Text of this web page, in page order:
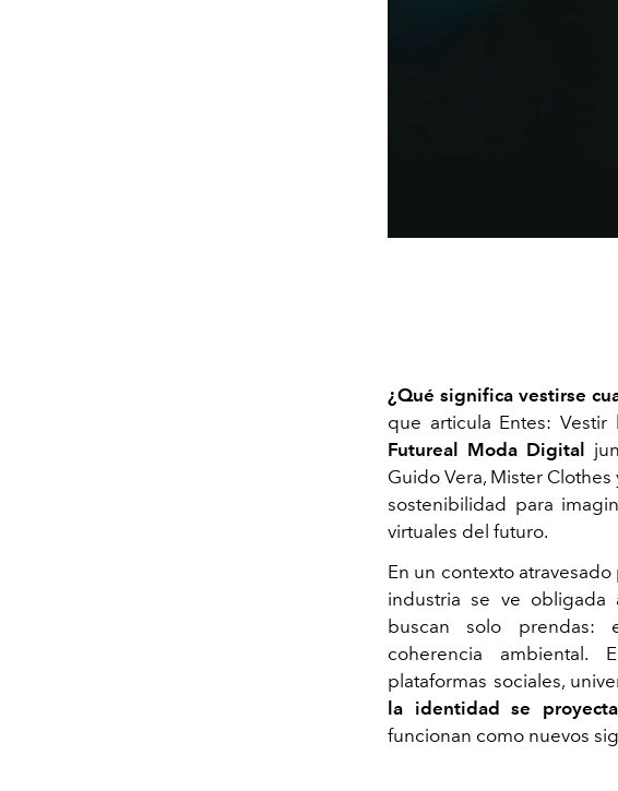
¿Qué significa vestirse
que articula Entes:
Futureal Moda Digital
Guido Vera, Mister
sostenibilidad para
virtuales del futuro.
En un contexto
industria se ve obligada
buscan solo prendas:
coherencia ambiental.
plataformas sociales,
la identidad se
funcionan como nuevos